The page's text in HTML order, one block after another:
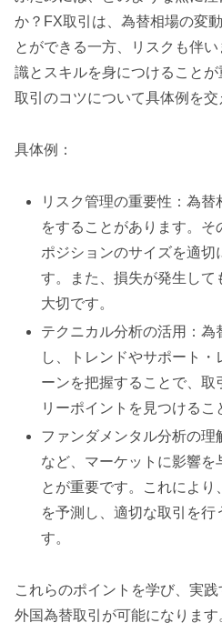
か？FX取引は、為替相場の変
とができる一方、リスクも伴
識とスキルを身につけること
取引のコツについて具体例を交
具体例：
リスク管理の重要性：為替
をすることがあります。
ポジションのサイズを適切
す。また、損失が発生して
大切です。
テクニカル分析の活用：為
し、トレンドやサポート・
ーンを把握することで、取
リーポイントを見つけるこ
ファンダメンタル分析の
など、マーケットに影響を
とが重要です。これによ
を予測し、適切な取引を行
す。
これらのポイントを学び、実
外国為替取引が可能になりま